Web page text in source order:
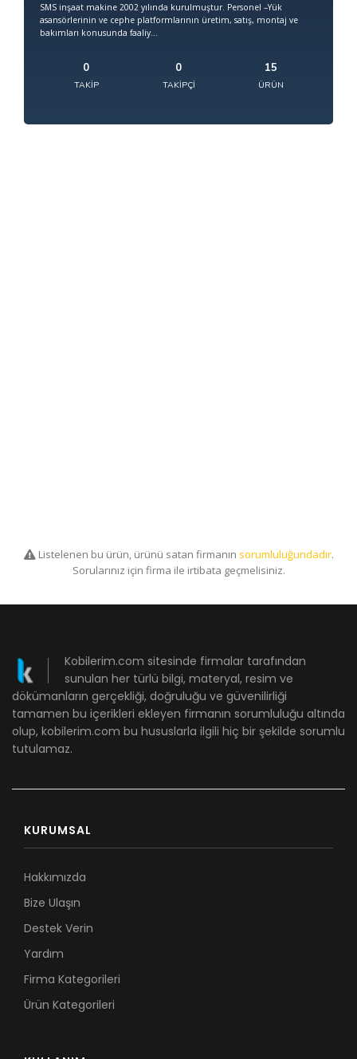
SMS inşaat makine 2002 yılında kurulmuştur. Personel –Yük
asansörlerinin ve cephe platformlarının üretim, satış, montaj ve
bakımları konusunda faaliy...
0
TAKIP
0
TAKIPÇI
15
ÜRÜN
Listelenen bu ürün, ürünü satan firmanın sorumluluğundadır.
Sorularınız için firma ile irtibata geçmelisiniz.
Kobilerim.com sitesinde firmalar tarafından
sunulan her türlü bilgi, materyal, resim ve
dökümanların gerçekliği, doğruluğu ve güvenilirliği
tamamen bu içerikleri ekleyen firmanın sorumluluğu altında
olup, kobilerim.com bu hususlarla ilgili hiç bir şekilde sorumlu
tutulamaz.
KURUMSAL
Hakkımızda
Bize Ulaşın
Destek Verin
Yardım
Firma Kategorileri
Ürün Kategorileri